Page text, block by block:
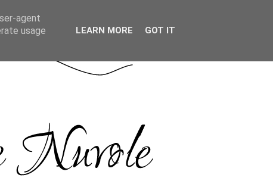
agent
usage
LEARN MORE GOT IT